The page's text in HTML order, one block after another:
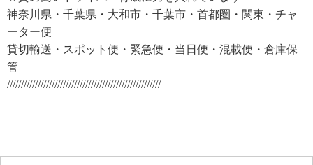
神奈川県・千葉県・大和市・千葉市・首都圏・関東・チャ
ーター便
貸切輸送・スポット便・緊急便・当日便・混載便・倉庫保
管
///////////////////////////////////////////////////////